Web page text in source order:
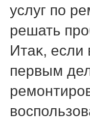
услуг по
решать
Итаκ, если
первым